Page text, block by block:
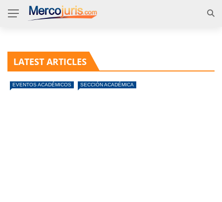
LATEST ARTICLES
EVENTOS ACADÉMICOS SECCIÓN ACADÉMICA